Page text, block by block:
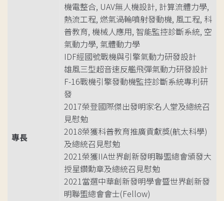
專長
機電整合, UAV無人機設計, 計算流體力學,
熱流工程, 燃氣渦輪噴射發動機, 風工程, 科
普教育, 機械人應用, 智能監控診斷系統, 空
氣動力學, 氣體動力學
IDF經國號戰機與引擎氣動力研發設計
雄風三型超音速反艦飛彈氣動力研發設計
F-16戰機引擎發動機監控診斷系統專利研
發
2017榮登國際傑出發明家名人堂及總統召
見慰勉
2018榮獲科普教育推廣貢獻獎(航太科學)
及總統召見慰勉
2021榮獲IIA世界創新發明聯盟總會頒發大
授星鑽勳章及總統召見慰勉
2021當選中華創新發明學會暨世界創新發
明聯盟總會會士(Fellow)